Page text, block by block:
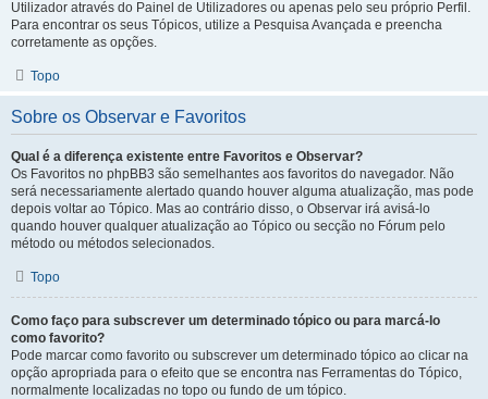
Utilizador através do Painel de Utilizadores ou apenas pelo seu próprio Perfil.
Para encontrar os seus Tópicos, utilize a Pesquisa Avançada e preencha
corretamente as opções.
Topo
Sobre os Observar e Favoritos
Qual é a diferença existente entre Favoritos e Observar?
Os Favoritos no phpBB3 são semelhantes aos favoritos do navegador. Não
será necessariamente alertado quando houver alguma atualização, mas pode
depois voltar ao Tópico. Mas ao contrário disso, o Observar irá avisá-lo
quando houver qualquer atualização ao Tópico ou secção no Fórum pelo
método ou métodos selecionados.
Topo
Como faço para subscrever um determinado tópico ou para marcá-lo
como favorito?
Pode marcar como favorito ou subscrever um determinado tópico ao clicar na
opção apropriada para o efeito que se encontra nas Ferramentas do Tópico,
normalmente localizadas no topo ou fundo de um tópico.